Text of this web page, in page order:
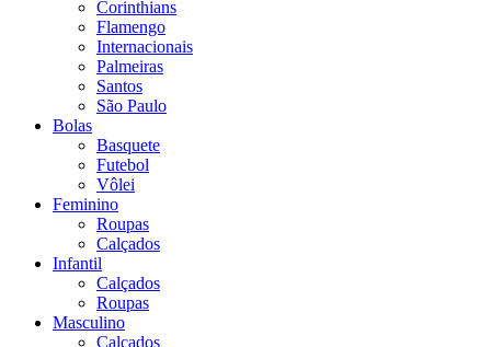
Corinthians
Flamengo
Internacionais
Palmeiras
Santos
São Paulo
Bolas
Basquete
Futebol
Vôlei
Feminino
Roupas
Calçados
Infantil
Calçados
Roupas
Masculino
Calçados